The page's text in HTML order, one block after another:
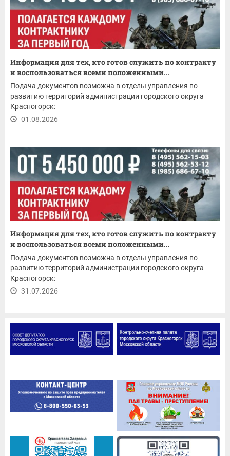
Информация для тех, кто готов служить по контракту
и воспользоваться всеми положенными...
Подача документов возможна в отделы управления по
развитию территорий администрации городского округа
Красногорск:
01.08.2026
Информация для тех, кто готов служить по контракту
и воспользоваться всеми положенными...
Подача документов возможна в отделы управления по
развитию территорий администрации городского округа
Красногорск:
31.07.2026